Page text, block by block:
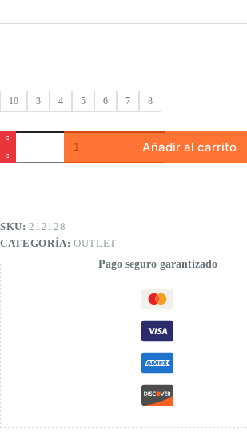
10 3 4 5 6 7 8
Camiseta
punto
de
niña
Añadir al carrito
SKU: 212128
CATEGORÍA:OUTLET
Pago seguro garantizado